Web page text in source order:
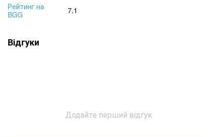
Рейтинг на
BGG
7.1
Відгуки
Додайте перший відгук